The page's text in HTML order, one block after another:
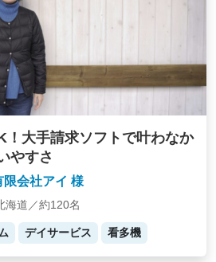
！大手請求ソフトで叶わなか
やすさ
限会社アイ 様
海道／約120名
デイサービス 看多機